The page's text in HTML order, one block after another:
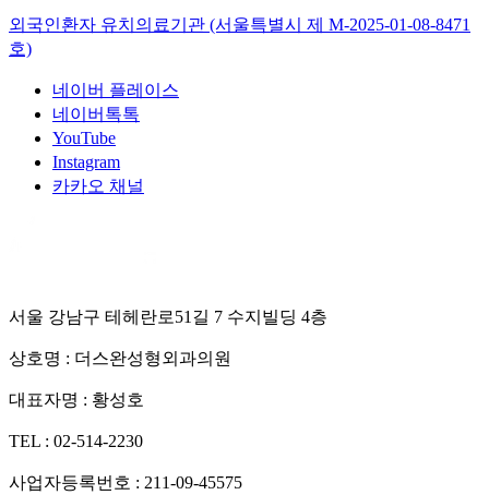
외국인환자 유치의료기관 (서울특별시 제 M-2025-01-08-8471
호)
네이버 플레이스
네이버톡톡
YouTube
Instagram
카카오 채널
서울 강남구 테헤란로51길 7 수지빌딩 4층
상호명 : 더스완성형외과의원
대표자명 : 황성호
TEL : 02-514-2230
사업자등록번호 : 211-09-45575